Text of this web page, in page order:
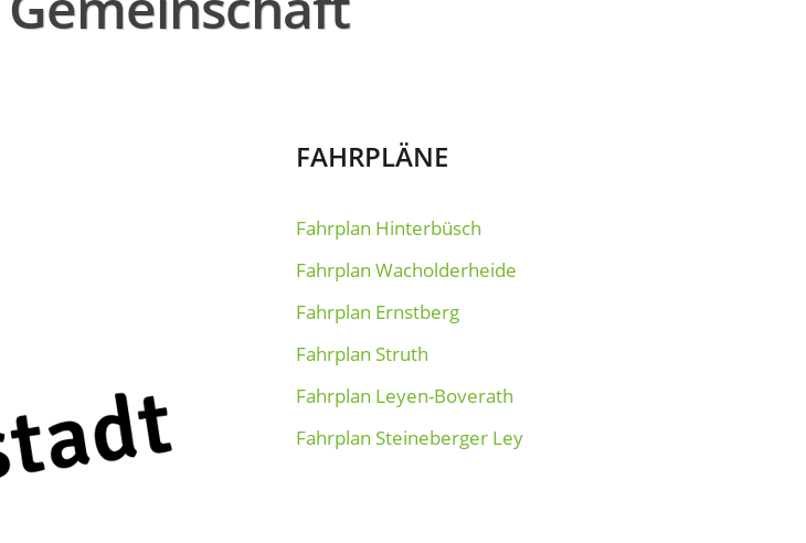
FAHRPLÄNE
Fahrplan Hinterbüsch
Fahrplan Wacholderheide
Fahrplan Ernstberg
Fahrplan Struth
Fahrplan Leyen-Boverath
Fahrplan Steineberger Ley